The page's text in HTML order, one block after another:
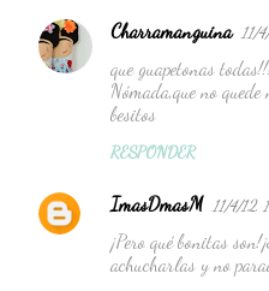
Charramanguina 11/
que guapetonas
Nómada,que no
besitos
RESPONDER
ImasDmasM 11/4/12,
¡Pero qué bonitas
achucharlas y no